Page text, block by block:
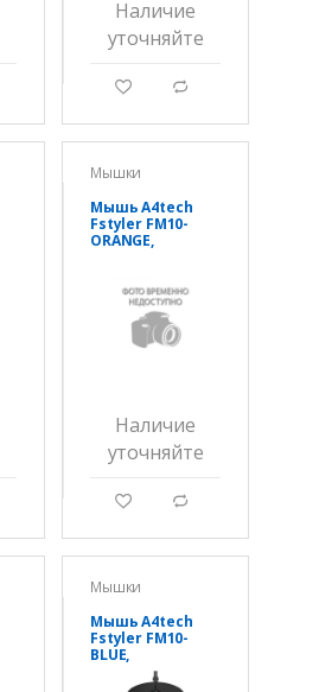
Наличие
уточняйте
g d
Мышки
Мышь A4tech
Fstyler FM10-
ORANGE,
Наличие
уточняйте
g d
Мышки
Мышь A4tech
Fstyler FM10-
BLUE,
оптическая
1600DPI, 150 см,